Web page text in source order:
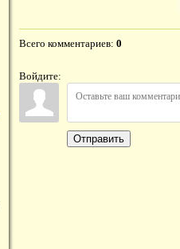
Всего комментариев: 0
Войдите:
Отправить